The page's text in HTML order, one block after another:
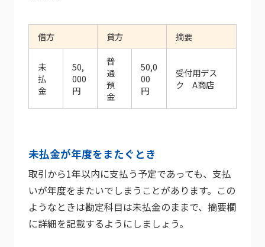
借方 貸方 摘要
未
払
金
50,
000
円
普
通
預
金
50,0
00
円
受付用デス
ク A商店
未払金が年度をまたぐとき
取引から1年以内に支払う予定であっても、支払
いが年度をまたいでしまうことがあります。この
ようなときは勘定科目は未払金のままで、摘要欄
に詳細を記載するようにしましょう。